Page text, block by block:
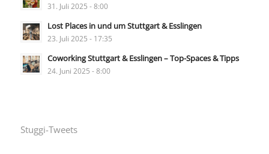
31. Juli 2025 - 8:00
Lost Places in und um Stuttgart & Esslingen
23. Juli 2025 - 17:35
Coworking Stuttgart & Esslingen – Top-Spaces & Tipps
24. Juni 2025 - 8:00
Stuggi-Tweets